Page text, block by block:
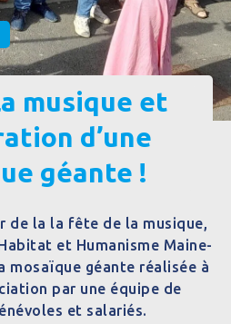
musique et
d’une
géante !
de la la fête de la musique,
et Humanisme Maine-
mosaïque géante réalisée à
par une équipe de
et salariés.